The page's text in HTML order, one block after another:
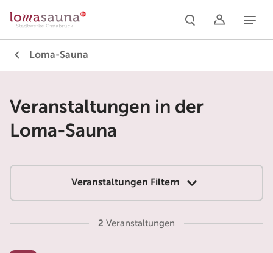
Loma-Sauna
Veranstaltungen in der
Loma-Sauna
Veranstaltungen Filtern
2 Veranstaltungen